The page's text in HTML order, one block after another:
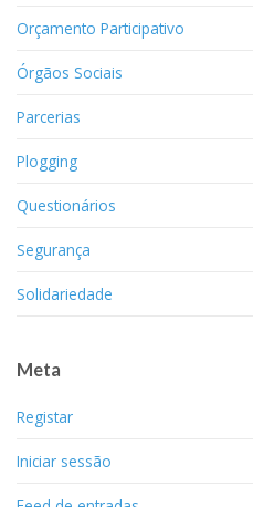
Orçamento Participativo
Órgãos Sociais
Parcerias
Plogging
Questionários
Segurança
Solidariedade
Meta
Registar
Iniciar sessão